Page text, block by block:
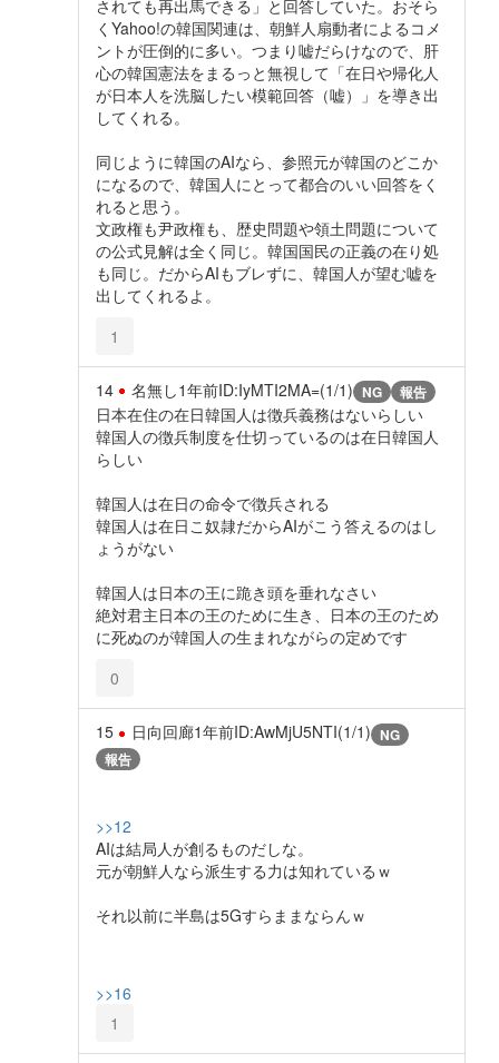
されても再出馬できる」と回答していた。おそら
くYahoo!の韓国関連は、朝鮮人扇動者によるコメ
ントが圧倒的に多い。つまり嘘だらけなので、肝
心の韓国憲法をまるっと無視して「在日や帰化人
が日本人を洗脳したい模範回答（嘘）」を導き出
してくれる。
同じように韓国のAIなら、参照元が韓国のどこか
になるので、韓国人にとって都合のいい回答をく
れると思う。
文政権も尹政権も、歴史問題や領土問題について
の公式見解は全く同じ。韓国国民の正義の在り処
も同じ。だからAIもブレずに、韓国人が望む嘘を
出してくれるよ。
1
14 名無し1年前ID:IyMTI2MA=(1/1) NG 報告
日本在住の在日韓国人は徴兵義務はないらしい
韓国人の徴兵制度を仕切っているのは在日韓国人
らしい
韓国人は在日の命令で徴兵される
韓国人は在日こ奴隷だからAIがこう答えるのはし
ょうがない
韓国人は日本の王に跪き頭を垂れなさい
絶対君主日本の王のために生き、日本の王のため
に死ぬのが韓国人の生まれながらの定めです
0
15 日向回廊1年前ID:AwMjU5NTI(1/1) NG
報告
>>12
AIは結局人が創るものだしな。
元が朝鮮人なら派生する力は知れているｗ
それ以前に半島は5Gすらままならんｗ
>>16
1